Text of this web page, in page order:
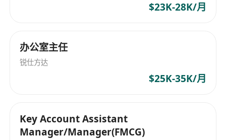
$23K-28K/月
办公室主任
锐仕方达
$25K-35K/月
Key Account Assistant
Manager/Manager(FMCG)